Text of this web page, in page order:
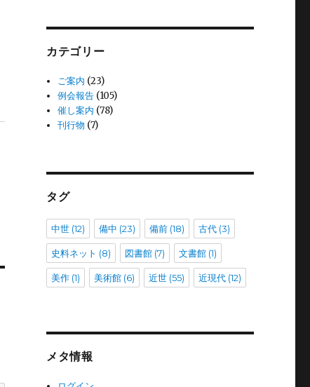
カテゴリー
ご案内 (23)
例会報告 (105)
催し案内 (78)
刊行物 (7)
タグ
中世(12) 備中 (23) 備前(18) 古代(3)
史料ネット (8) 図書館(7) 文書館(1)
美作(1) 美術館(6) 近世(55) 近現代(12)
メタ情報